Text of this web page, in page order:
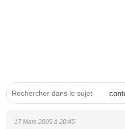
17 Mars 2005 à 20:45